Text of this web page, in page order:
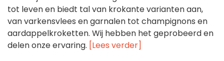
tot leven en biedt tal van krokante varianten aan,
van varkensvlees en garnalen tot champignons en
aardappelkroketten. Wij hebben het geprobeerd en
delen onze ervaring. [Lees verder]